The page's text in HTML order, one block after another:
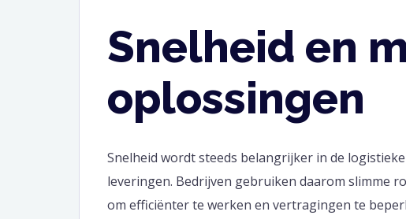
Snelheid en
oplossingen
Snelheid wordt steeds belangrijker in de
leveringen. Bedrijven gebruiken daarom slimme
om efficiënter te werken en vertragingen te